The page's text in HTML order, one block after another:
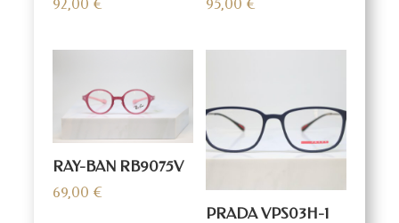
92,00 € 95,00 €
RAY-BAN RB9075V
69,00 €
PRADA VPS03H-1